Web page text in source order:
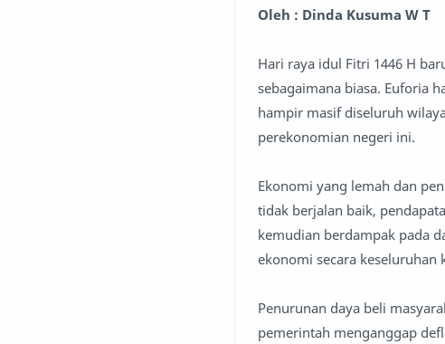
Oleh : Dinda Kusuma W T
Hari raya idul Fitri 1446 H
sebagaimana biasa. Euforia
hampir masif diseluruh
perekonomian negeri ini.
Ekonomi yang lemah dan
tidak berjalan baik,
kemudian berdampak pada
ekonomi secara keseluruhan
Penurunan daya beli
pemerintah menganggap